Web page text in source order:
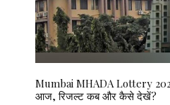
Mumbai MHADA Lottery
आज, रिजल्ट कब और कैसे देखें?